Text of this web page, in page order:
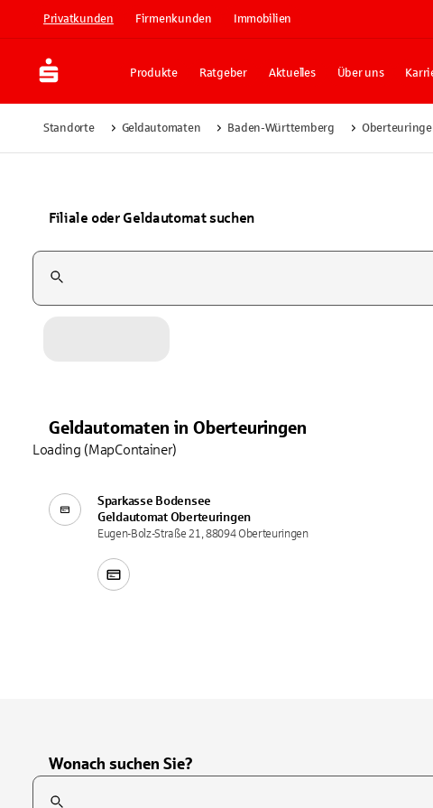
Privatkunden Firmenkunden Immobilien
Produkte Ratgeber Aktuelles Über uns
Standorte Geldautomaten Baden-Württemberg
Filiale oder Geldautomat suchen
Suchfeld
Geldautomaten in Oberteuringen
Sparkasse Bodensee
Geldautomat Oberteuringen
Eugen-Bolz-Straße 21, 88094 Oberteuringen
Loading (MapContainer)
Wonach suchen Sie?
Suchfeld